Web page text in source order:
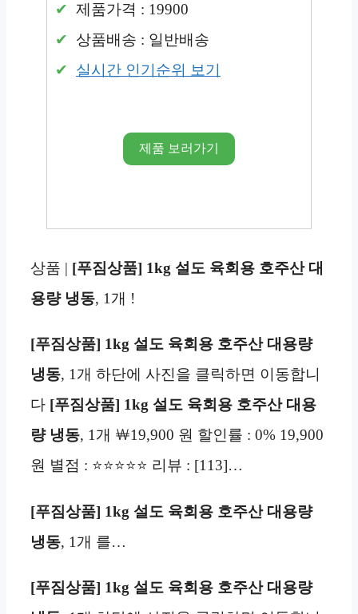
제품가격 : 19900
상품배송 : 일반배송
실시간 인기순위 보기
제품 보러가기
상품 | [푸짐상품] 1kg 설도 육회용 호주산 대
용량 냉동, 1개 !
[푸짐상품] 1kg 설도 육회용 호주산 대용량
냉동, 1개 하단에 사진을 클릭하면 이동합니
다 [푸짐상품] 1kg 설도 육회용 호주산 대용
량 냉동, 1개 ￦19,900 원 할인률 : 0% 19,900
원 별점 : ⭐⭐⭐⭐⭐ 리뷰 : [113]…
[푸짐상품] 1kg 설도 육회용 호주산 대용량
냉동, 1개 를…
[푸짐상품] 1kg 설도 육회용 호주산 대용량